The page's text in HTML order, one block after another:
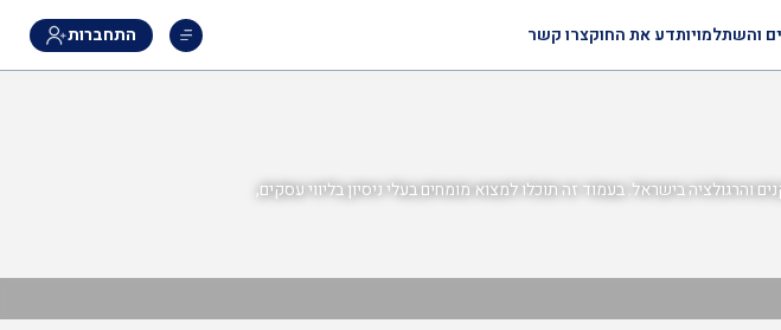
התחברות והשתלמויותדע את החוקצרו קשר
והרגולציה בישראל. בעמוד זה תוכלו למצוא מומחים בעלי ניסיון בליווי עסקים,